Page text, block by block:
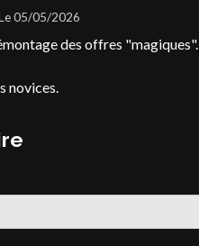
05/05/2026
des offres "magiques".
novices.